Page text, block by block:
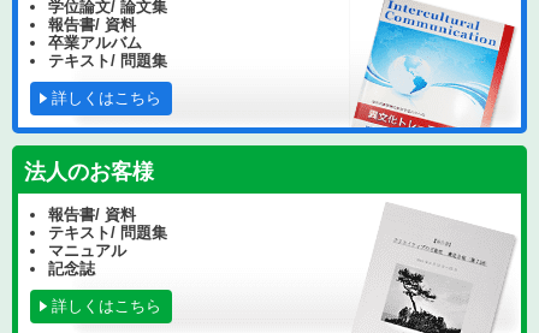
学位論文/ 論文集
報告書/ 資料
卒業アルバム
テキスト/ 問題集
詳しくはこちら
法人のお客様
報告書/ 資料
テキスト/ 問題集
マニュアル
記念誌
詳しくはこちら